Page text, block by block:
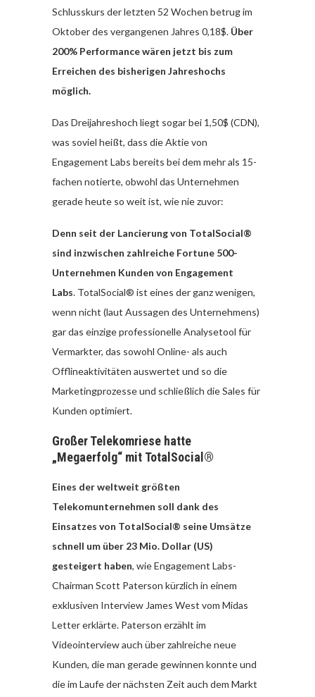
Schlusskurs der letzten 52 Wochen betrug im
Oktober des vergangenen Jahres 0,18$. Über
200% Performance wären jetzt bis zum
Erreichen des bisherigen Jahreshochs
möglich.
Das Dreijahreshoch liegt sogar bei 1,50$ (CDN),
was soviel heißt, dass die Aktie von
Engagement Labs bereits bei dem mehr als 15-
fachen notierte, obwohl das Unternehmen
gerade heute so weit ist, wie nie zuvor:
Denn seit der Lancierung von TotalSocial®
sind inzwischen zahlreiche Fortune 500-
Unternehmen Kunden von Engagement
Labs. TotalSocial® ist eines der ganz wenigen,
wenn nicht (laut Aussagen des Unternehmens)
gar das einzige professionelle Analysetool für
Vermarkter, das sowohl Online- als auch
Offlineaktivitäten auswertet und so die
Marketingprozesse und schließlich die Sales für
Kunden optimiert.
Großer Telekomriese hatte
„Megaerfolg“ mit TotalSocial®
Eines der weltweit größten
Telekomunternehmen soll dank des
Einsatzes von TotalSocial® seine Umsätze
schnell um über 23 Mio. Dollar (US)
gesteigert haben, wie Engagement Labs-
Chairman Scott Paterson kürzlich in einem
exklusiven Interview James West vom Midas
Letter erklärte. Paterson erzählt im
Videointerview auch über zahlreiche neue
Kunden, die man gerade gewinnen konnte und
die im Laufe der nächsten Zeit auch dem Markt